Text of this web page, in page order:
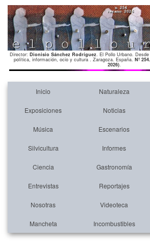
Director: Dionisio Sánchez Rodríguez. El Pollo Urbano.
política, información, ocio y cultura . Zaragoza. España. Nº
2026).
Inicio Naturaleza
Exposiciones Noticias
Música Escenarios
Silvicultura Informes
Ciencia Gastronomía
Entrevistas Reportajes
Nosotras Videoteca
Mancheta Incombustibles